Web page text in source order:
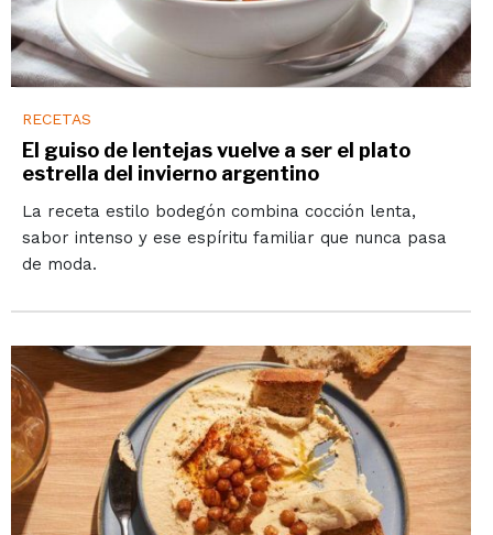
RECETAS
El guiso de lentejas vuelve a ser el plato
estrella del invierno argentino
La receta estilo bodegón combina cocción lenta,
sabor intenso y ese espíritu familiar que nunca pasa
de moda.